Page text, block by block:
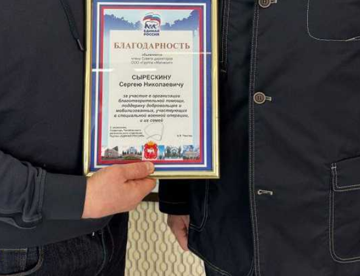
глава Саткинского района Александр
его поддержке реализованы спортивные
поколения. В настоящее время Сергей
Александр Глазков.
«Единая Россия» (Сатка, Пролетарская, 32, в
(сбор средств и необходимых вещей
перечень собираемых вещей и медикаментов.